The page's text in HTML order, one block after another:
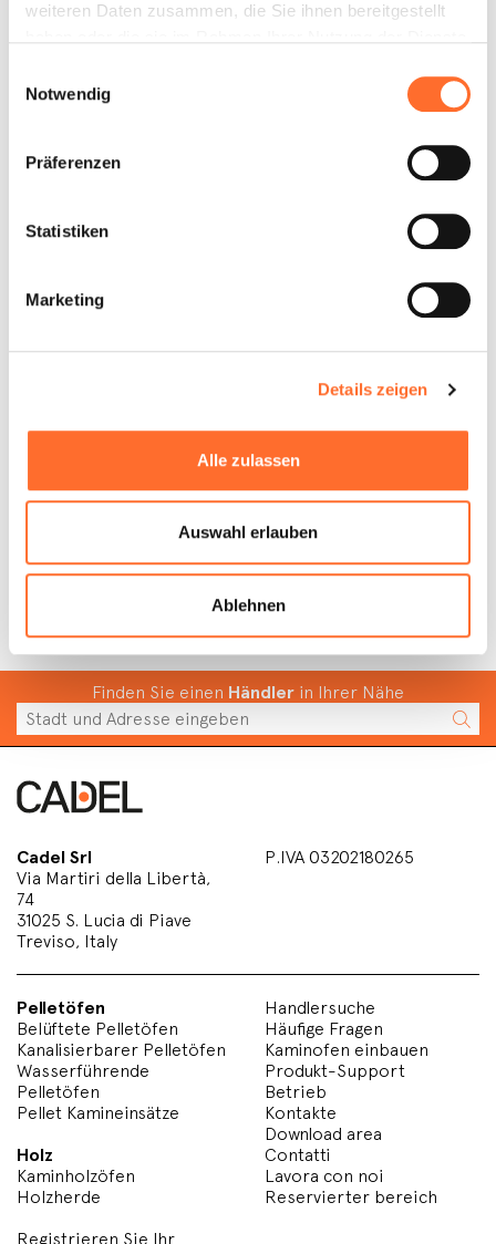
weiteren Daten zusammen, die Sie ihnen bereitgestellt
Notwendig
Präferenzen
Statistiken
Marketing
Details zeigen
Alle zulassen
Auswahl erlauben
Ablehnen
Finde mehr heraus
Friuli-Venezia
Finde mehr heraus
Puglia
Finde mehr heraus Finde mehr heraus
Basilicata
Valle d'Aosta
Finde mehr heraus
Finden Sie einen Händler in Ihrer Nähe
Cadel Srl
Via Martiri della Libertà,
74
31025 S. Lucia di Piave
Treviso, Italy
P.IVA 03202180265
Pelletöfen
Belüftete Pelletöfen
Kanalisierbarer Pelletöfen
Wasserführende
Pelletöfen
Pellet Kamineinsätze
Holz
Kaminholzöfen
Holzherde
Registrieren Sie Ihr
Handlersuche
Häufige Fragen
Kaminofen einbauen
Produkt-Support
Betrieb
Kontakte
Download area
Contatti
Lavora con noi
Reservierter bereich